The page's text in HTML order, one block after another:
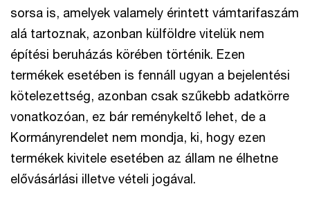
sorsa is, amelyek valamely érintett vámtarifaszám
alá tartoznak, azonban külföldre vitelük nem
építési beruházás körében történik. Ezen
termékek esetében is fennáll ugyan a bejelentési
kötelezettség, azonban csak szűkebb adatkörre
vonatkozóan, ez bár reménykeltő lehet, de a
Kormányrendelet nem mondja, ki, hogy ezen
termékek kivitele esetében az állam ne élhetne
elővásárlási illetve vételi jogával.